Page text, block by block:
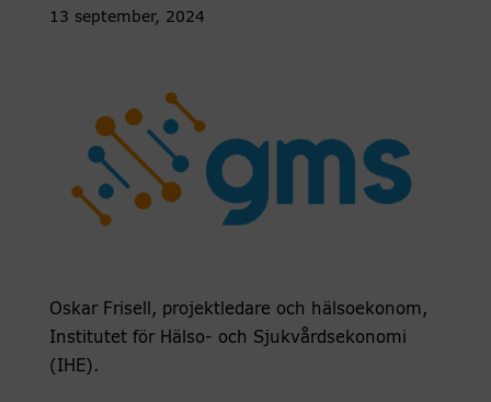
13 september, 2024
Oskar Frisell, projektledare och hälsoekonom,
Institutet för Hälso- och Sjukvårdsekonomi
(IHE).